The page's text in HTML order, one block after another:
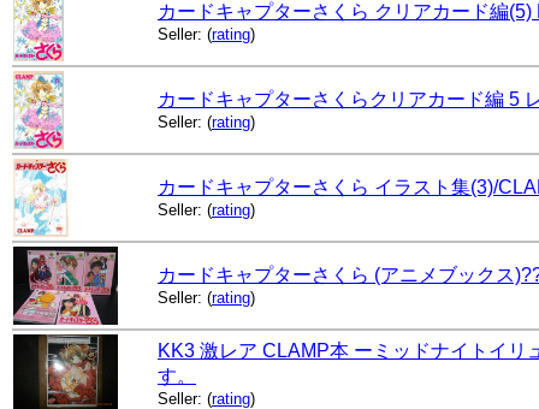
カードキャプターさくら クリアカード編
Seller: (rating)
カードキャプターさくらクリアカード編 5
Seller: (rating)
カードキャプターさくら イラスト集(3)/
Seller: (rating)
カードキャプターさくら (アニメブックス
Seller: (rating)
KK3 激レア CLAMP本 ーミッドナイトイ
す。
Seller: (rating)